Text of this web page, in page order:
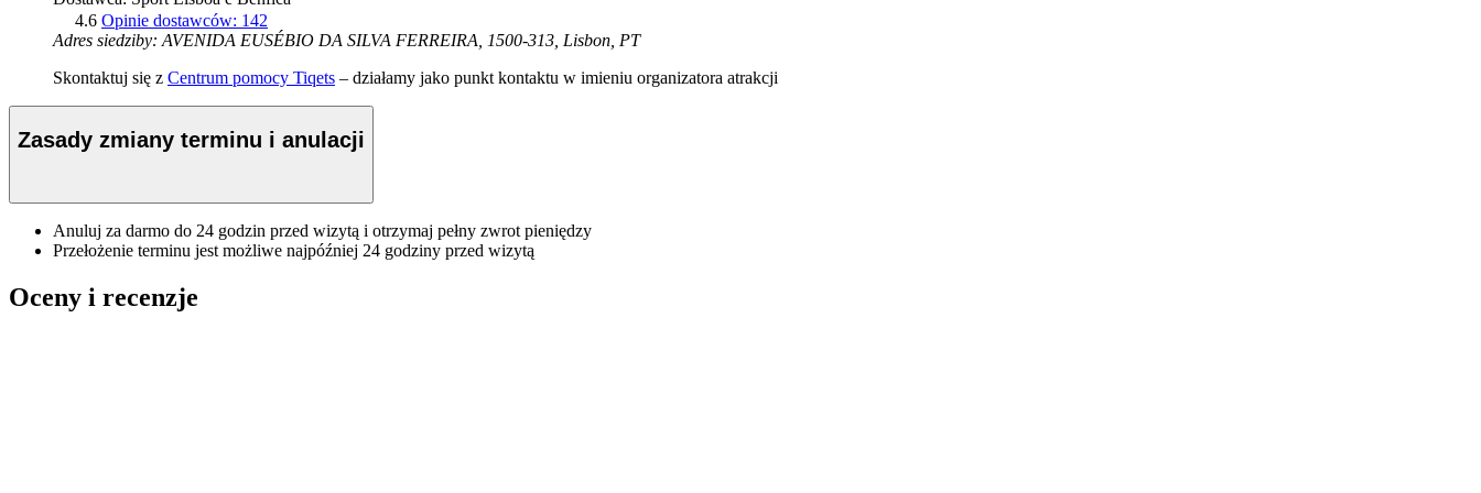
4.6 Opinie dostawców: 142
Adres siedziby: AVENIDA EUSÉBIO DA SILVA FERREIRA, 1500-313, Lisbon, PT
Skontaktuj się z Centrum pomocy Tiqets – działamy jako punkt kontaktu w imieniu organizatora atrakcji
Zasady zmiany terminu i anulacji
Anuluj za darmo do 24 godzin przed wizytą i otrzymaj pełny zwrot pieniędzy
Przełożenie terminu jest możliwe najpóźniej 24 godziny przed wizytą
Oceny i recenzje